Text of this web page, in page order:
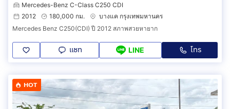
Mercedes-Benz C-Class C250 CDI
2012
180,000 กม.
บางแค กรุงเทพมหานคร
Mercedes Benz C250(CDI) ปี 2012 สภาพสวยหายาก
แชท LINE โทร
HOT